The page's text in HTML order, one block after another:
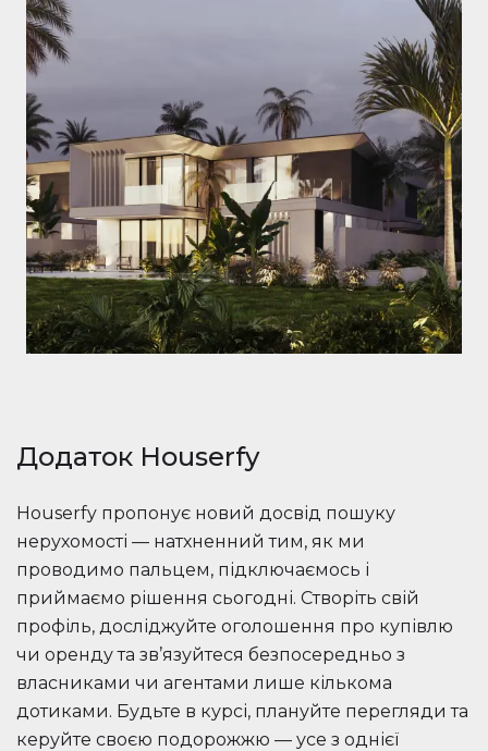
Додаток Houserfy
Houserfy пропонує новий досвід пошуку
нерухомості — натхненний тим, як ми
проводимо пальцем, підключаємось і
приймаємо рішення сьогодні. Створіть свій
профіль, досліджуйте оголошення про купівлю
чи оренду та зв’язуйтеся безпосередньо з
власниками чи агентами лише кількома
дотиками. Будьте в курсі, плануйте перегляди та
керуйте своєю подорожжю — усе з однієї